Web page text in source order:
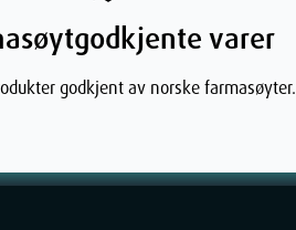
varer
godkjent av norske farmasøyter.